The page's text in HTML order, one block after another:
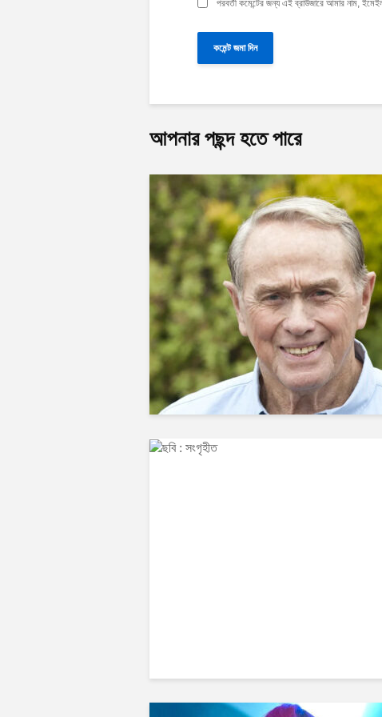
পরবর্তী কমেন্টের জন্য এই ব্রাউজারে আমার নাম,
আপনার পছন্দ হতে পারে